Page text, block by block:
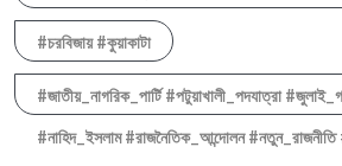
#চরবিজায় #কুয়াকাটা
#জাতীয়_নাগরিক_পার্টি #পটুয়াখালী_পদযাত্রা
#নাহিদ_ইসলাম #রাজনৈতিক_আন্দোলন #নতুন_রাজনীতি